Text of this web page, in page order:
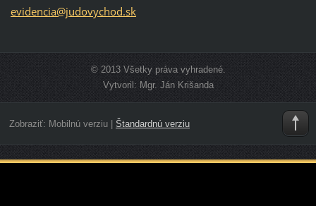
evidencia@judovychod.sk
© 2013 Všetky práva vyhradené.
Vytvoril: Mgr. Ján Krišanda
Zobraziť: Mobilnú verziu| Štandardnú verziu